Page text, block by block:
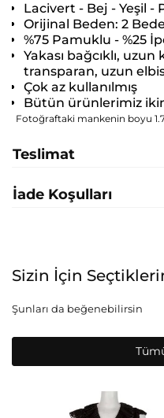
Lacivert - Bej - Yeşil -
Orijinal Beden: 2
%75 Pamuklu - %25
Yakası bağcıklı,
transparan, uzun
Çok az kullanılmış
Bütün ürünlerimiz
Fotoğraftaki mankenin boyu
Teslimat
İade Koşulları
Sizin İçin
Şunları da beğenebilirsin